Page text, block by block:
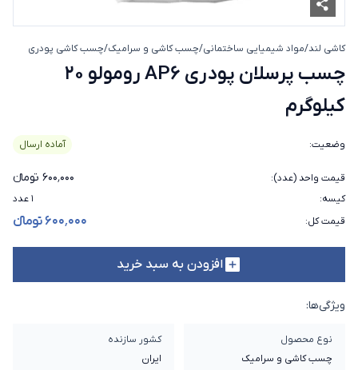
کاشی لند/مواد شیمیایی ساختمانی/چسب کاشی و سرامیک/چسب کاشی پودری
چسب پرسلان پودری AP6 رومولو 20
کیلوگرم
وضعیت: آماده ارسال
قیمت واحد (عدد): ۶۰۰٬۰۰۰ تومانء
کیسه:
۱ عدد
قیمت کل: ۶۰۰٬۰۰۰ تومانء
افزودن به سبد خرید
ویژگی‌ها:
نوع محصول
چسب کاشی و سرامیک
کشور سازنده
ایران